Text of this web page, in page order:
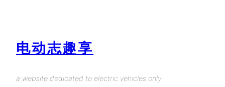
电动志趣享
a website dedicated to electric vehicles only.